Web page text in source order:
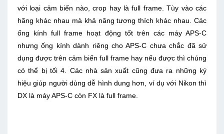
với loại cảm biến nào, crop hay là full frame. Tùy vào các
hãng khác nhau mà khả năng tương thích khác nhau. Các
ống kính full frame hoạt động tốt trên các máy APS-C
nhưng ống kính dành riêng cho APS-C chưa chắc đã sử
dụng được trên cảm biến full frame hay nếu được thì chúng
có thể bị tối 4. Các nhà sản xuất cũng đưa ra những ký
hiệu giúp người dùng dễ hình dung hơn, ví dụ với Nikon thì
DX là máy APS-C còn FX là full frame.